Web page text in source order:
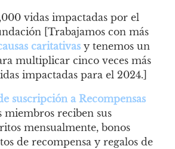
vidas impactadas por el
[Trabajamos con más
caritativas y tenemos un
multiplicar cinco veces más
impactadas para el 2024.]
suscripción a Recompensas
miembros reciben sus
mensualmente, bonos
de recompensa y regalos de